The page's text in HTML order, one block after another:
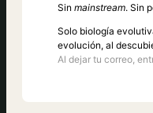
Sinmainstream. Sin
Solo biología
evolución, al
Al dejar tu correo,